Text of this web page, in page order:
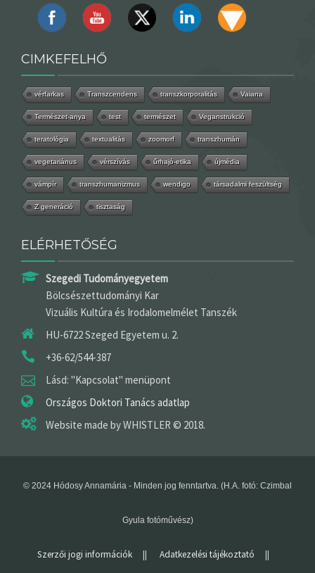
CIMKEFELHŐ
vérfarkas Transzcendens transzkorporalitás Vaiana
Természet-anya test természet Veganstrukció
teratológia textualitás zoomorf transzhumán
vegetariánus vérszívás űrhajó-etika újmédia
vámpír transzhumanizmus wendigo társadalmi feszültség
Z generáció tisztaság
ELÉRHETŐSÉG
Szegedi Tudományegyetem
Bölcsészettudományi Kar
Vizuális Kultúra és Irodalomelmélet Tanszék
HU-6722 Szeged Egyetem u. 2.
+36-62/544-387
Lásd: "Kapcsolat" menüpont
Országos Doktori Tanács adatlap
Website made by WHISTLER © 2018.
© 2024 Hódosy Annamária - Minden jog fenntartva. (H.A. fotó: Czimbal
Gyula fotóművész)
Szerzői jogi információk || Adatkezelési tájékoztató ||